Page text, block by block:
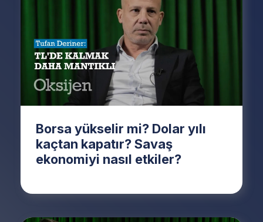
Borsa yükselir mi? Dolar yılı
kaçtan kapatır? Savaş
ekonomiyi nasıl etkiler?